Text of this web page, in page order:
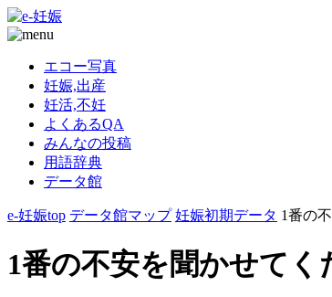
エコー写真
妊娠,出産
妊活,不妊
よくあるQA
みんなの投稿
用語辞典
データ館
e-妊娠top データ館マップ 妊娠初期データ 1番の
1番の不安を聞かせて